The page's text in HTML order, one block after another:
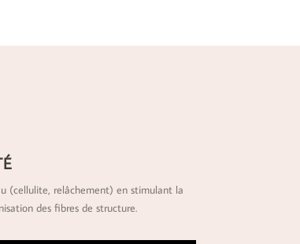
(cellulite, relâchement) en stimulant la
des fibres de structure.